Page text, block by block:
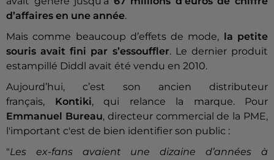
d’affaires en une année.
Mais comme beaucoup d’effets de mode,
la petite
souris avait fini par s’essouffler. Le dernier produit
estampillé Diddl avait été vendu en 2010.
Aujourd’hui, c’est son ancien distributeur
français, Kontiki, qui relance la marque.
Pour
Emmanuel Bureau, directeur commercial de la PME,
l'important c'est de bien identifier son public :
"Les ex-fans avaient une dizaine d’années à